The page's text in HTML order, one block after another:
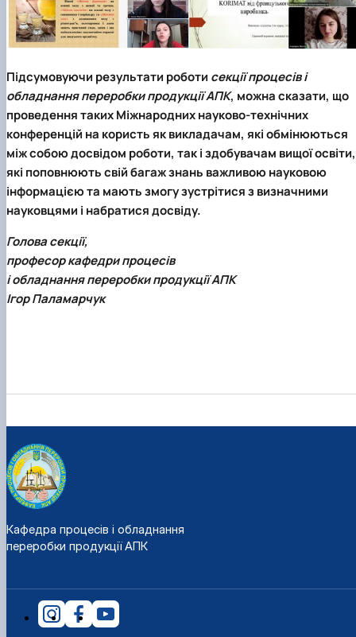
Підсумовуючи результати роботи секції процесів і
обладнання переробки продукції АПК, можна сказати, що
проведення таких Міжнародних науково-технічних
конференцій на користь як викладачам, які обмінюються
між собою досвідом роботи, так і здобувачам вищої освіти,
які поповнюють свій багаж знань важливою науковою
інформацією та мають змогу зустрітися з визначними
науковцями і набратися досвіду.
Голова секції,
професор кафедри процесів
і обладнання переробки продукції АПК
Ігор Паламарчук
Кафедра процесів і обладнання
переробки продукції АПК